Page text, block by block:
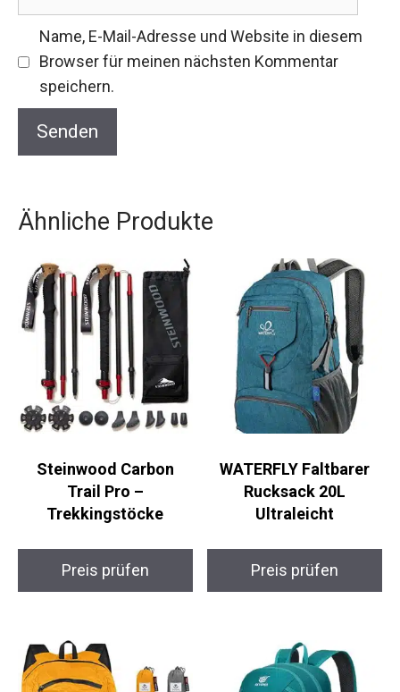
Name, E-Mail-Adresse und Website in diesem
Browser für meinen nächsten Kommentar
speichern.
Ähnliche Produkte
Steinwood Carbon
Trail Pro –
Trekkingstöcke
Preis prüfen
WATERFLY Faltbarer
Rucksack 20L
Ultraleicht
Preis prüfen